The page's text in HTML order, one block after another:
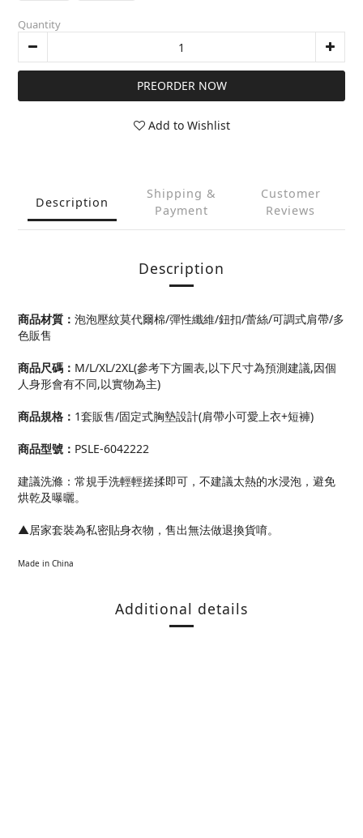
Quantity
PREORDER NOW
Add to Wishlist
Description
Shipping &
Payment
Customer
Reviews
Description
商品材質： 泡泡壓紋莫代爾棉/彈性纖維/鈕扣/蕾絲/可調式肩帶/多
色販售
商品尺碼： M/L/XL/2XL(參考下方圖表,以下尺寸為預測建議,因個
人身形會有不同,以實物為主)
商品規格： 1套販售/固定式胸墊設計(肩帶小可愛上衣+短褲)
商品型號： PSLE-6042222
建議洗滌：常規手洗輕輕搓揉即可，不建議太熱的水浸泡，避免
烘乾及曝曬。
▲居家套裝為私密貼身衣物，售出無法做退換貨唷。
Made in China
Additional details